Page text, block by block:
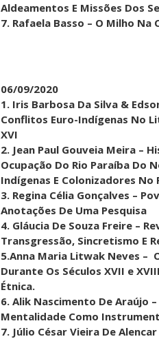
Aldeamentos E Missões Dos
7. Rafaela Basso – O Milho
06/09/2020
1. Iris Barbosa Da Silva &
Conflitos Euro-Indígenas No
XVI
2. Jean Paul Gouveia Meira –
Ocupação Do Rio Paraíba Do
Indígenas E Colonizadores No
3. Regina Célia Gonçalves –
Anotações De Uma Pesquisa
4. Gláucia De Souza Freire –
Transgressão, Sincretismo E
5.Anna Maria Litwak Neves –
Durante Os Séculos XVII e
Étnica.
6. Alik Nascimento De Araújo
Mentalidade Como
7. Júlio César Vieira De